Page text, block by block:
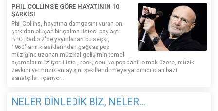
PHIL COLLINS'E GÖRE HAYATININ 10
ŞARKISI
Phil Collins, hayatına damgasını vuran on
şarkıdan oluşan bir çalma listesi paylaştı.
BBC Radio 2'de yayınlanan bu seçki,
1960'ların klasiklerinden çağdaş pop
müziğine uzanan müzikal gelişimin temel
aşamalarını izliyor. Liste , rock, soul ve pop dahil olmak üzere, müzik
zevkini ve müzik anlayışını şekillendirmeye yardımcı olan bazı
sanatçıları içeriyor .
NELER DİNLEDİK BİZ, NELER...